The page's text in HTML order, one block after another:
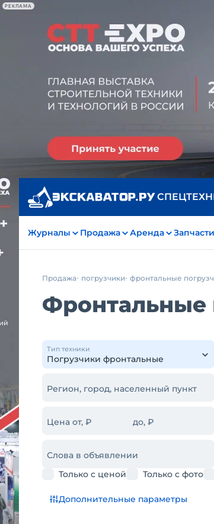
РЕКЛАМА
Журналы Продажа Аренда Запчасти
Продажа погрузчики фронтальные
Фронтальные
Тип техники
Регион, город, населенный пункт
Цена от, ₽ до, ₽
Слова в объявлении
Только с ценой
Только с фото
Дополнительные параметры